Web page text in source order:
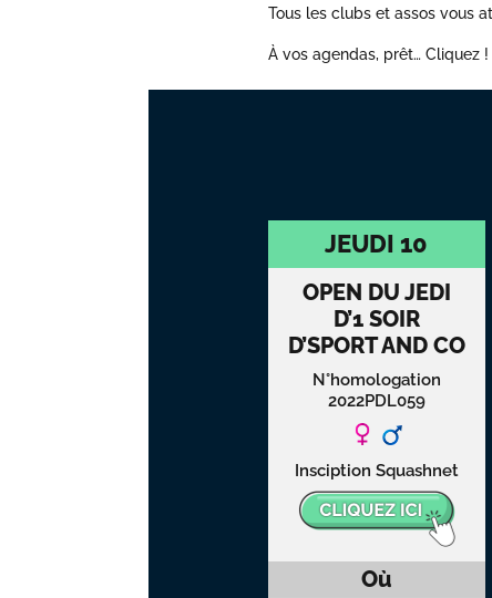
Tous les clubs et assos vous
À vos agendas, prêt… Cliquez !
JEUDI 10
OPEN DU JEDI
D’1 SOIR
D’SPORT AND CO
N°homologation
2022PDL059
Insciption Squashnet
Où